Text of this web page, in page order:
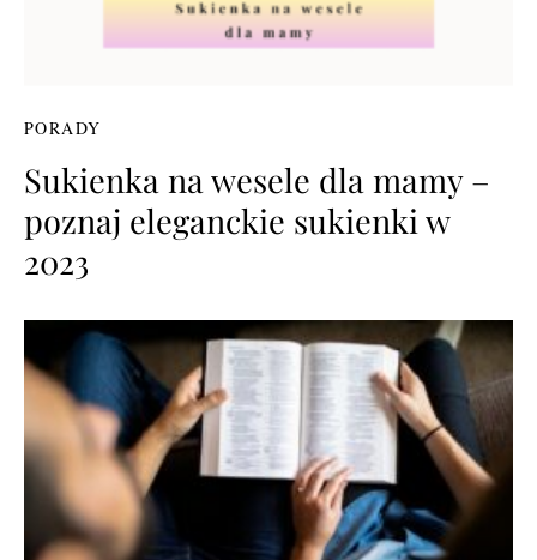
PORADY
Sukienka na wesele dla mamy –
poznaj eleganckie sukienki w
2023